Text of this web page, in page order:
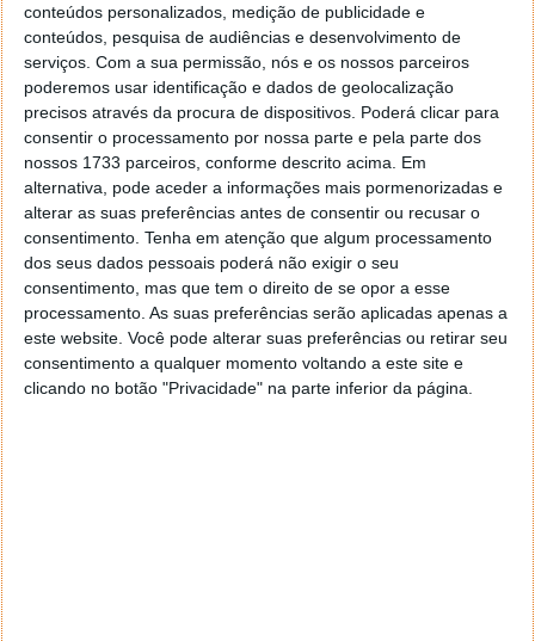
conteúdos personalizados, medição de publicidade e
conteúdos, pesquisa de audiências e desenvolvimento de
serviços. Com a sua permissão, nós e os nossos parceiros
poderemos usar identificação e dados de geolocalização
precisos através da procura de dispositivos. Poderá clicar para
consentir o processamento por nossa parte e pela parte dos
nossos 1733 parceiros, conforme descrito acima. Em
alternativa, pode aceder a informações mais pormenorizadas e
alterar as suas preferências antes de consentir ou recusar o
consentimento. Tenha em atenção que algum processamento
dos seus dados pessoais poderá não exigir o seu
consentimento, mas que tem o direito de se opor a esse
processamento. As suas preferências serão aplicadas apenas a
este website. Você pode alterar suas preferências ou retirar seu
consentimento a qualquer momento voltando a este site e
clicando no botão "Privacidade" na parte inferior da página.
O interior do ID Buzz, para além de estar equipado
com alta tecnologia, é totalmente adaptável, como
já referimos. O veículo pode levar até um máximo de
8 pessoas. A optimização do espaço parece ser uma
preocupação da marca, uma vez que no interior do
automóvel e na bagageira, não faltará espaço. O
veículo tem também a novidade de aproveitar a mala
da frente e a de trás, onde já não mora o motor de
combustão.